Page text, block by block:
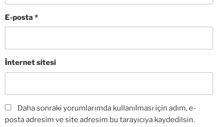
E-posta *
İnternet sitesi
Daha sonraki yorumlarımda kullanılması için adım, e-
posta adresim ve site adresim bu tarayıcıya kaydedilsin.